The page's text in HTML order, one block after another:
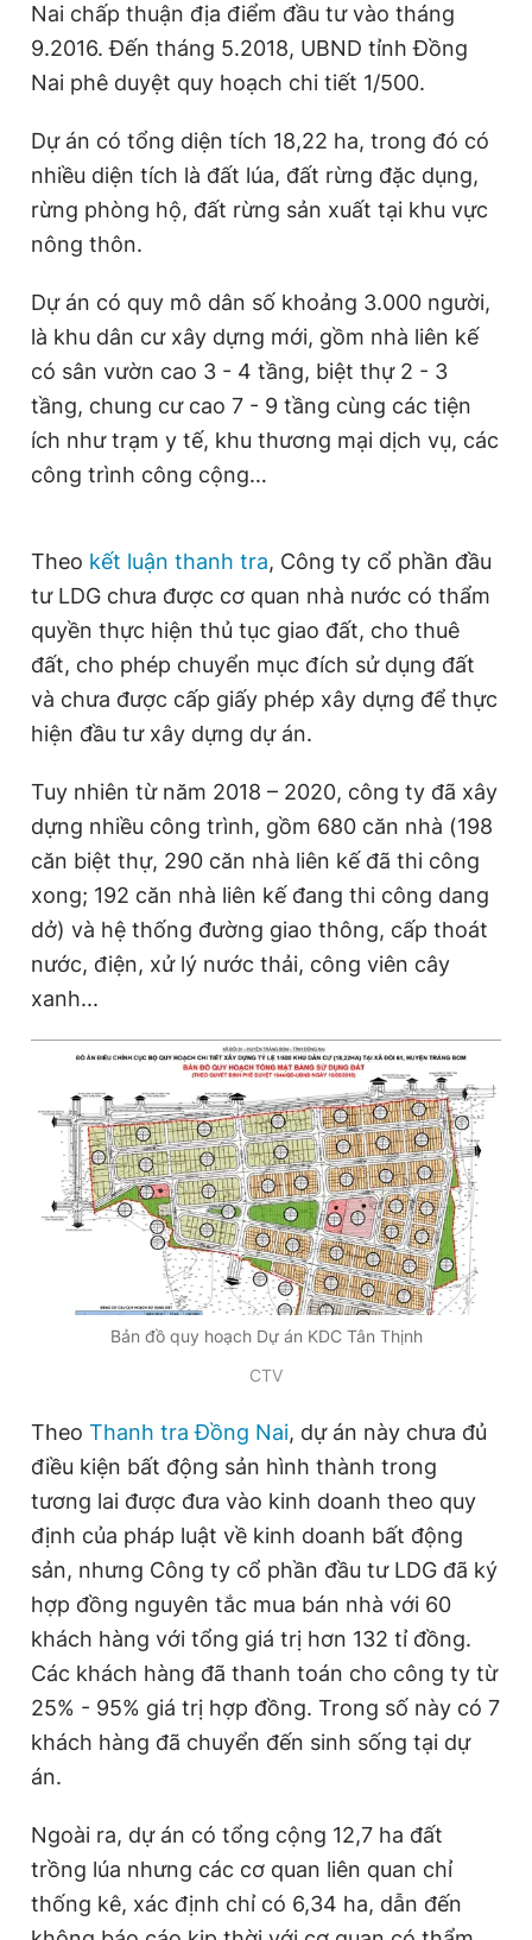
Nai chấp thuận địa điểm đầu tư vào tháng
9.2016. Đến tháng 5.2018, UBND tỉnh Đồng
Nai phê duyệt quy hoạch chi tiết 1/500.
Dự án có tổng diện tích 18,22 ha, trong đó có
nhiều diện tích là đất lúa, đất rừng đặc dụng,
rừng phòng hộ, đất rừng sản xuất tại khu vực
nông thôn.
Dự án có quy mô dân số khoảng 3.000 người,
là khu dân cư xây dựng mới, gồm nhà liên kế
có sân vườn cao 3 - 4 tầng, biệt thự 2 - 3
tầng, chung cư cao 7 - 9 tầng cùng các tiện
ích như trạm y tế, khu thương mại dịch vụ, các
công trình công cộng…
Theo kết luận thanh tra, Công ty cổ phần đầu
tư LDG chưa được cơ quan nhà nước có thẩm
quyền thực hiện thủ tục giao đất, cho thuê
đất, cho phép chuyển mục đích sử dụng đất
và chưa được cấp giấy phép xây dựng để thực
hiện đầu tư xây dựng dự án.
Tuy nhiên từ năm 2018 – 2020, công ty đã xây
dựng nhiều công trình, gồm 680 căn nhà (198
căn biệt thự, 290 căn nhà liên kế đã thi công
xong; 192 căn nhà liên kế đang thi công dang
dở) và hệ thống đường giao thông, cấp thoát
nước, điện, xử lý nước thải, công viên cây
xanh...
Bản đồ quy hoạch Dự án KDC Tân Thịnh
CTV
Theo Thanh tra Đồng Nai, dự án này chưa đủ
điều kiện bất động sản hình thành trong
tương lai được đưa vào kinh doanh theo quy
định của pháp luật về kinh doanh bất động
sản, nhưng Công ty cổ phần đầu tư LDG đã ký
hợp đồng nguyên tắc mua bán nhà với 60
khách hàng với tổng giá trị hơn 132 tỉ đồng.
Các khách hàng đã thanh toán cho công ty từ
25% - 95% giá trị hợp đồng. Trong số này có 7
khách hàng đã chuyển đến sinh sống tại dự
án.
Ngoài ra, dự án có tổng cộng 12,7 ha đất
trồng lúa nhưng các cơ quan liên quan chỉ
thống kê, xác định chỉ có 6,34 ha, dẫn đến